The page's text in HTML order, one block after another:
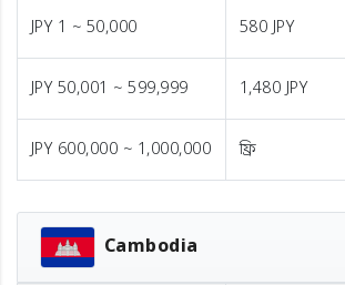
JPY 1 ~ 50,000 580 JPY
JPY 50,001 ~ 599,999 1,480 JPY
JPY 600,000 ~ 1,000,000 ফ্রি
Cambodia